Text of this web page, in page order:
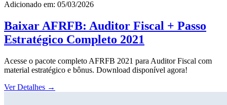
Adicionado em: 05/03/2026
Baixar AFRFB: Auditor Fiscal + Passo
Estratégico Completo 2021
Acesse o pacote completo AFRFB 2021 para Auditor Fiscal com
material estratégico e bônus. Download disponível agora!
Ver Detalhes →